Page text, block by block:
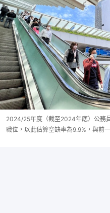
2024/25年度（截至2024年底）公務
職位，以此估算空缺率為9.9%，與前